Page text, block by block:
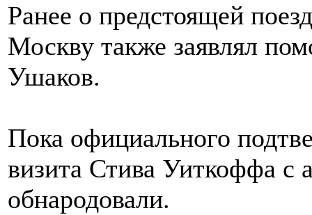
Ранее о предстоящей
Москву также заявлял
Ушаков.
Пока официального
визита Стива Уиткоффа с
обнародовали.